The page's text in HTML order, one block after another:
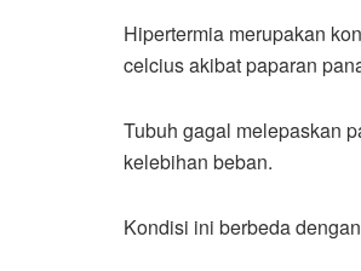
Hipertermia merupakan
celcius akibat paparan
Tubuh gagal melepaskan
kelebihan beban.
Kondisi ini berbeda